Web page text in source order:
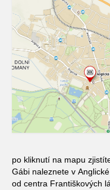
po kliknutí na mapu
Gábi naleznete v
od centra Františkových